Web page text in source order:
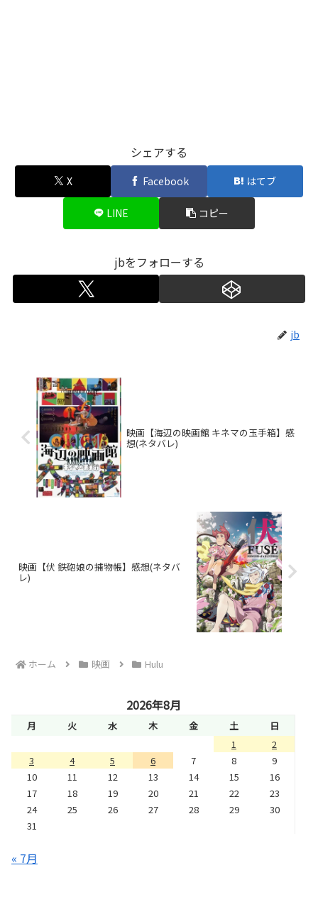
シェアする
X Facebook はてブ
LINE コピー
jbをフォローする
jb
映画【海辺の映画館 キネマの玉手箱】感
想(ネタバレ)
映画【伏 鉄砲娘の捕物帳】感想(ネタバ
レ)
ホーム 映画 Hulu
2026年8月
月 火 水 木 金 土
日
1
2
3
4 5 6 7 8
9
10
11 12 13 14 15
16
17
18 19 20 21 22
23
24
25 26 27 28 29
30
31
« 7月